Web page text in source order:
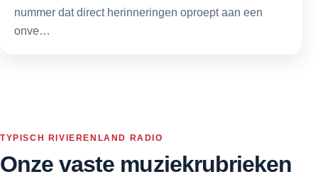
nummer dat direct herinneringen oproept aan een
onve…
TYPISCH RIVIERENLAND RADIO
Onze vaste muziekrubrieken